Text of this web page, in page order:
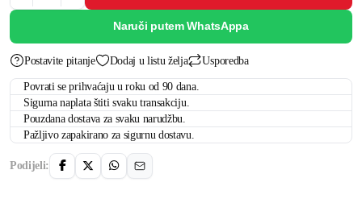
Naruči putem WhatsAppa
Postavite pitanje Dodaj u listu želja Usporedba
Povrati se prihvaćaju u roku od 90 dana.
Sigurna naplata štiti svaku transakciju.
Pouzdana dostava za svaku narudžbu.
Pažljivo zapakirano za sigurnu dostavu.
Podijeli: